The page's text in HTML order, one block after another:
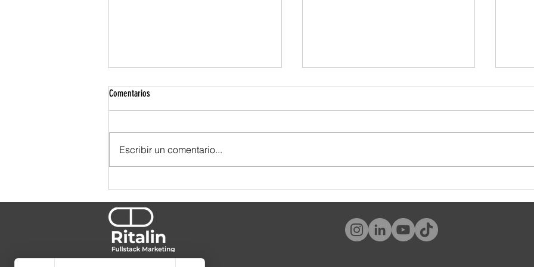
¿Y tú, qué tipo de cliente eres?
Comentarios
Escribir un comentario...